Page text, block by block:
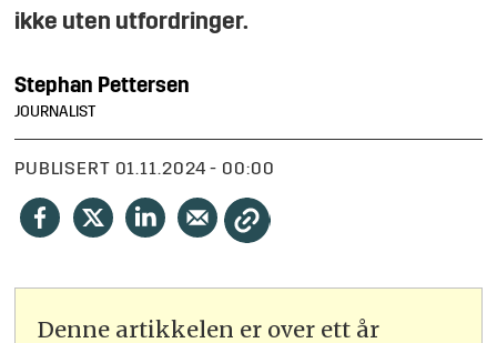
ikke uten utfordringer.
Stephan Pettersen
JOURNALIST
PUBLISERT 01.11.2024 - 00:00
Denne artikkelen er over ett år